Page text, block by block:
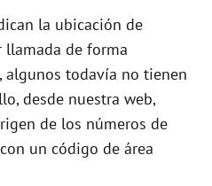
i
d
la ubicación de
llamada de forma
algunos todavía no tienen
desde nuestra web,
de los números de
un código de área